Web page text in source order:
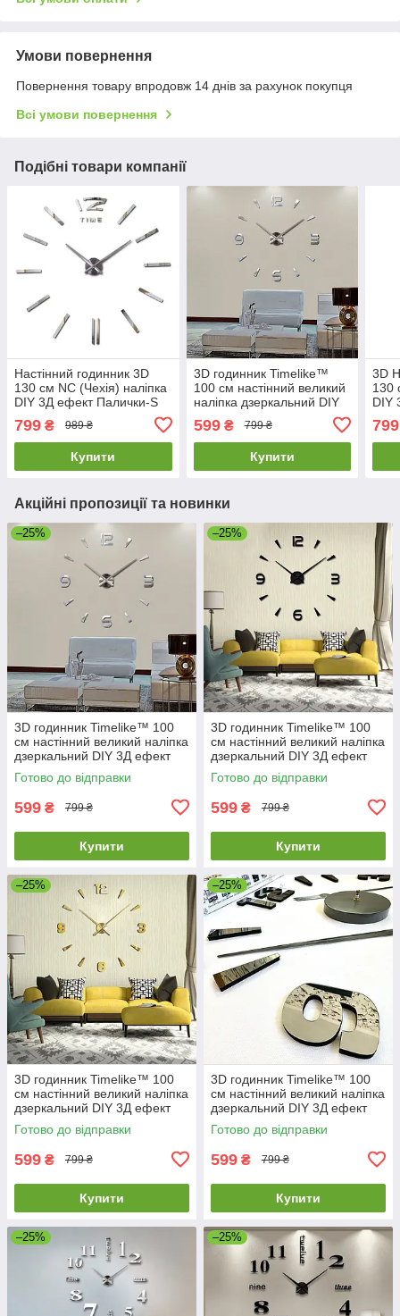
Умови повернення
Повернення товару впродовж 14 днів за рахунок покупця
Всі умови повернення
Подібні товари компанії
Настінний годинник 3D
130 см NC (Чехія) наліпка
DIY 3Д ефект Палички-S
сріблястий
799 ₴ 989 ₴
Купити
3D годинник Timelike™
100 см настінний великий
наліпка дзеркальний DIY
сріблястий
599₴ 799 ₴
Купити
3D
130
DIY
799
Акційні пропозиції та новинки
–25%
3D годинник Timelike™ 100
см настінний великий наліпка
дзеркальний DIY 3Д ефект
Арабські2-S сріблястий
Готово до відправки
599 ₴ 799 ₴
Купити
–25%
3D годинник Timelike™ 100
см настінний великий наліпка
дзеркальний DIY 3Д ефект
Арабські2-B в їдальню
чорний
Готово до відправки
599 ₴ 799 ₴
Купити
–25%
3D годинник Timelike™ 100
см настінний великий наліпка
дзеркальний DIY 3Д ефект
Арабські2-G золотистий
Готово до відправки
599 ₴ 799 ₴
Купити
–25%
3D годинник Timelike™ 100
см настінний великий наліпка
дзеркальний DIY 3Д ефект
Арабські2-Gr в їдальню сірий
Готово до відправки
599 ₴ 799 ₴
Купити
–25% –25%